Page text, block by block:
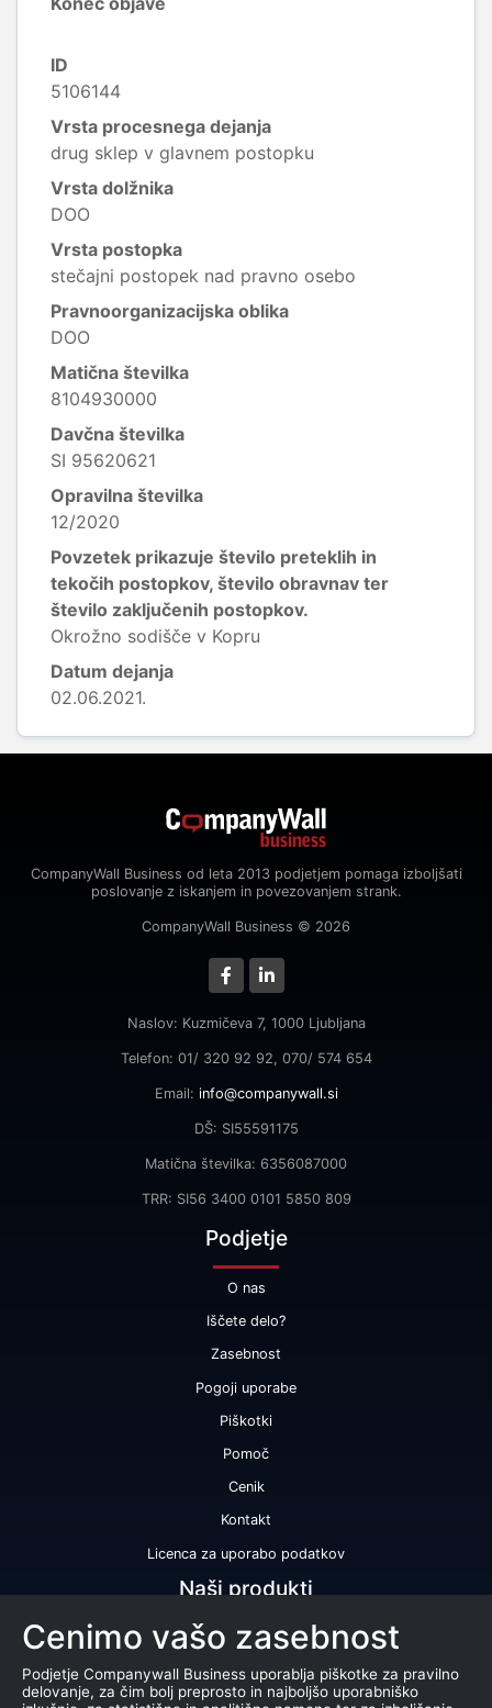
ID
5106144
Vrsta procesnega dejanja
drug sklep v glavnem postopku
Vrsta dolžnika
DOO
Vrsta postopka
stečajni postopek nad pravno osebo
Pravnoorganizacijska oblika
DOO
Matična številka
8104930000
Davčna številka
SI 95620621
Opravilna številka
12/2020
Povzetek prikazuje število preteklih in
tekočih postopkov, število obravnav ter
število zaključenih postopkov.
Okrožno sodišče v Kopru
Datum dejanja
02.06.2021.
CompanyWall Business od leta 2013 podjetjem pomaga izboljšati
poslovanje z iskanjem in povezovanjem strank.
CompanyWall Business © 2026
Naslov: Kuzmičeva 7, 1000 Ljubljana
Telefon: 01/ 320 92 92, 070/ 574 654
Email: info@companywall.si
DŠ: SI55591175
Matična številka: 6356087000
TRR: SI56 3400 0101 5850 809
Podjetje
O nas
Iščete delo?
Zasebnost
Pogoji uporabe
Piškotki
Pomoč
Cenik
Kontakt
Licenca za uporabo podatkov
Naši produkti
Bonitetna ocena
Bonitetno poročilo
Certifikat bonitetne odličnosti
Cenimo vašo zasebnost
Podjetje Companywall Business uporablja piškotke za pravilno
delovanje, za čim bolj preprosto in najboljšo uporabniško